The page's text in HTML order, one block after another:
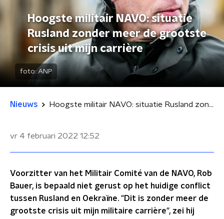
Hoogste militair NAVO: situatie
Rusland zonder meer de grootste
crisis uit mijn carrière
foto:ANP
Nieuws Hoogste militair NAVO: situatie Rusland zonder meer de grootste crisis uit mijn carrière
vr 4 februari 2022 12:52
Voorzitter van het Militair Comité van de NAVO, Rob
Bauer, is bepaald niet gerust op het huidige conflict
tussen Rusland en Oekraïne. "Dit is zonder meer de
grootste crisis uit mijn militaire carrière", zei hij